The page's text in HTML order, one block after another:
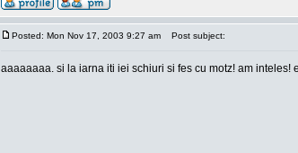
Posted: Mon Nov 17, 2003 9:27 am Post subject:
aaaaaaaa. si la iarna iti iei schiuri si fes cu motz! am inteles!